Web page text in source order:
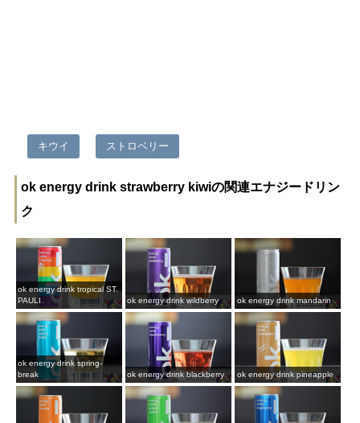
キウイ ストロベリー
ok energy drink strawberry kiwiの関連エナジードリン
ク
ok energy drink tropical ST.
PAULI
ok energy drink wildberry ok energy drink mandarin
ok energy drink spring-
break
ok energy drink blackberry ok energy drink pineapple